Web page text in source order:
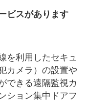
ビスがあります
を利用したセキュ
カメラ）の設置や
できる遠隔監視カ
ション集中ドアフ